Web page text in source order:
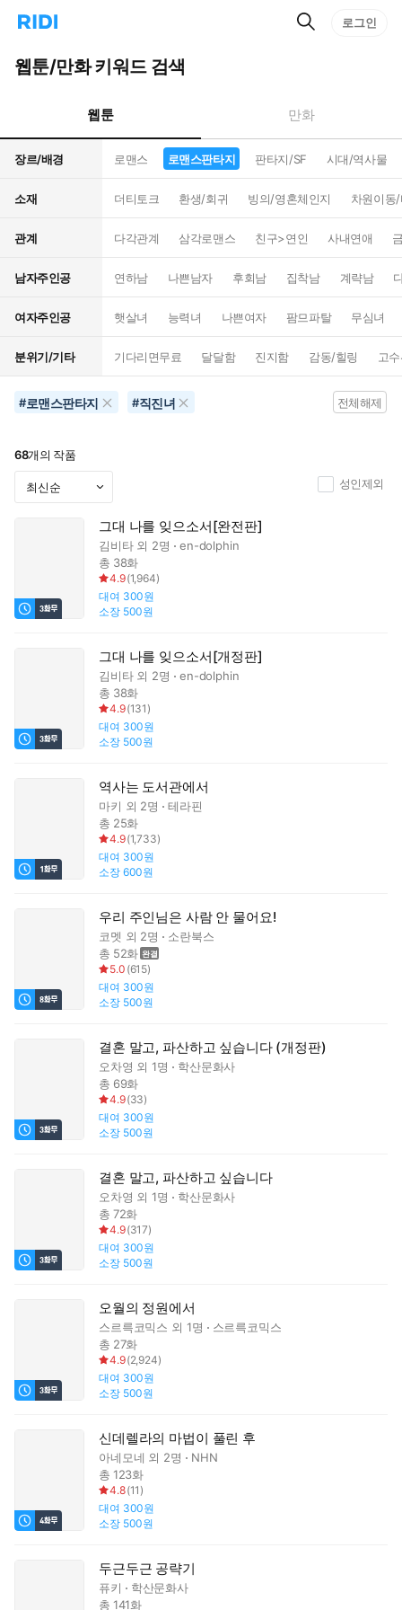
리
홈
으
턴
트
검
로그인
웹툰/만화 키워드 검색
웹툰 만화
장르/배경 로맨스 로맨스판타지 판타지/SF 시대/역사물
소재 더티토크 환생/회귀 빙의/영혼체인지 차원이동
관계 다각관계 삼각로맨스 친구>연인 사내연애
남자주인공 연하남 나쁜남자 후회남 집착남 계략남
여자주인공 햇살녀 능력녀 나쁜여자 팜므파탈 무심녀
분위기/기타 기다리면무료 달달함 진지함 감동/힐링 고
#로맨스판타지 #직진녀 전체해제
68개의 작품
성인제외
그대 나를 잊으소서[완전판]
김비타외 2명
en-dolphin
총 38화
4.9(1,964)
대여 300원
소장 500원
그대 나를 잊으소서[개정판]
김비타외 2명
en-dolphin
총 38화
4.9(131 )
대여 300원
소장 500원
역사는 도서관에서
마키 외 2명
테라핀
총 25화
4.9(1,733)
대여 300원
소장 600원
우리 주인님은 사람 안 물어요!
코멧 외 2명
소란북스
총 52화
5.0 (615)
대여 300원
소장 500원
결혼 말고, 파산하고 싶습니다 (개정판)
오차영 외 1명
학산문화사
총 69화
4.9(33)
대여 300원
소장 500원
결혼 말고, 파산하고 싶습니다
오차영 외 1명
학산문화사
총 72화
4.9(317)
대여 300원
소장 500원
오월의 정원에서
스르륵코믹스 외 1명
스르륵코믹스
총 27화
4.9(2,924)
대여 300원
소장 500원
신데렐라의 마법이 풀린 후
아네모네 외 2명
NHN
총 123화
4.8(11 )
대여 300원
소장 500원
두근두근 공략기
퓨키
학산문화사
총 141화